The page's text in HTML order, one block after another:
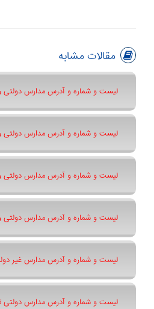
مقالات مشابه
لیست و شماره و آدرس مدارس دولتی
لیست و شماره و آدرس مدارس دولتی و
لیست و شماره و آدرس مدارس دولتی
لیست و شماره و آدرس مدارس دولتی
لیست و شماره و آدرس مدارس غیر
لیست و شماره و آدرس مدارس دولتی